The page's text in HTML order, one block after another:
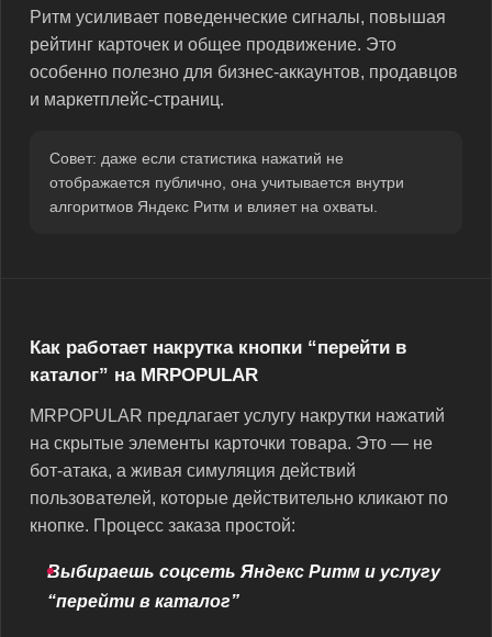
Ритм усиливает поведенческие сигналы, повышая
рейтинг карточек и общее продвижение. Это
особенно полезно для бизнес-аккаунтов, продавцов
и маркетплейс-страниц.
Совет: даже если статистика нажатий не
отображается публично, она учитывается внутри
алгоритмов Яндекс Ритм и влияет на охваты.
Как работает накрутка кнопки “перейти в
каталог” на MRPOPULAR
MRPOPULAR предлагает услугу накрутки нажатий
на скрытые элементы карточки товара. Это — не
бот-атака, а живая симуляция действий
пользователей, которые действительно кликают по
кнопке. Процесс заказа простой:
Выбираешь соцсеть Яндекс Ритм и услугу
“перейти в каталог”